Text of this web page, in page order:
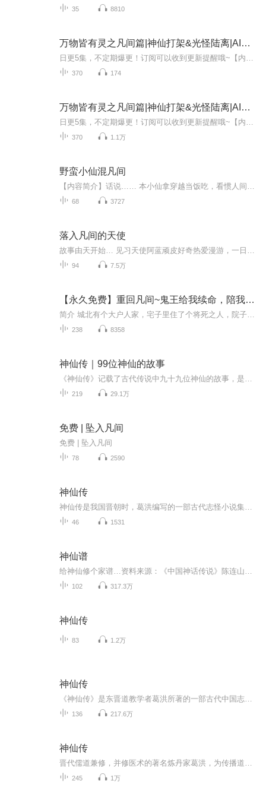
35 8810
万物皆有灵之凡间篇|神仙打架&光怪陆离|AI电子书
370 174
万物皆有灵之凡间篇|神仙打架&光怪陆离|AI电子书
370 1.1万
野蛮小仙混凡间
68 3727
落入凡间的天使
94 7.5万
【永久免费】重回凡间~鬼王给我续命，陪我凡间走一遭
238 8358
神仙传｜99位神仙的故事
219 29.1万
免费 | 坠入凡间
免费 | 坠入凡间
78 2590
神仙传
46 1531
神仙谱
102 317.3万
神仙传
83 1.2万
神仙传
136 217.6万
神仙传
245 1万